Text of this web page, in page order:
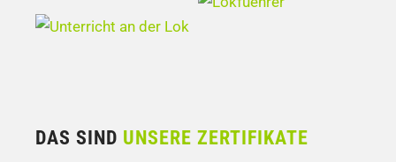
DAS SIND UNSERE ZERTIFIKATE